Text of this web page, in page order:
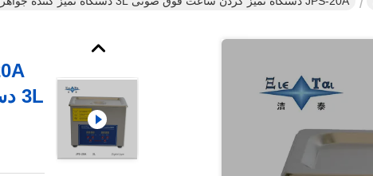
3L دستگاه تمیز کننده جواهرات فوق صوتی 120W